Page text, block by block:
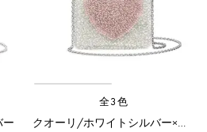
全3色
クオーリ/ホワイトシルバー×フラミンゴシルバー